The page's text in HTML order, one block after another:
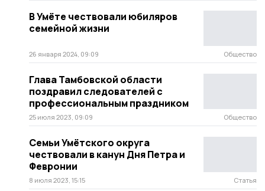
В Умёте чествовали юбиляров
семейной жизни
26 января 2024, 09:09 Общество
Глава Тамбовской области
поздравил следователей с
профессиональным праздником
25 июля 2023, 09:09 Общество
Семьи Умётского округа
чествовали в канун Дня Петра и
Февронии
8 июля 2023, 15:15 Статья